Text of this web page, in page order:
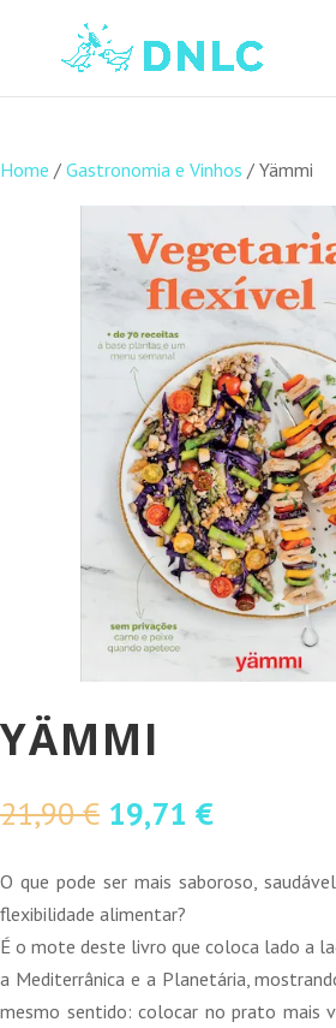
Home / Gastronomia e Vinhos / Yämmi
YÄMMI
21,90€ O
original
era:
21,90 €.
19,71 €O
atual
19,71 €.
O que pode ser mais saboroso,
flexibilidade alimentar?
É o mote deste livro que coloca lado a
a Mediterrânica e a Planetária,
mesmo sentido: colocar no prato mais